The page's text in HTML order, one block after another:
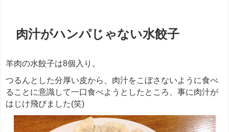
肉汁がハンパじゃない水餃子
羊肉の水餃子は8個入り。
つるんとした分厚い皮から、肉汁をこぼさないように食べ
ることに意識して一口食べようとしたところ、事に肉汁が
はじけ飛びました(笑)